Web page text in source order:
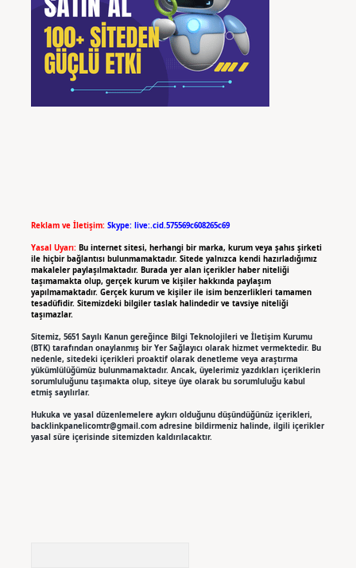
Reklam ve İletişim: Skype: live:.cid.575569c608265c69
Yasal Uyarı: Bu internet sitesi, herhangi bir marka, kurum veya şahıs şirketi
ile hiçbir bağlantısı bulunmamaktadır. Sitede yalnızca kendi hazırladığımız
makaleler paylaşılmaktadır. Burada yer alan içerikler haber niteliği
taşımamakta olup, gerçek kurum ve kişiler hakkında paylaşım
yapılmamaktadır. Gerçek kurum ve kişiler ile isim benzerlikleri tamamen
tesadüfidir. Sitemizdeki bilgiler taslak halindedir ve tavsiye niteliği
taşımazlar.
Sitemiz, 5651 Sayılı Kanun gereğince Bilgi Teknolojileri ve İletişim Kurumu
(BTK) tarafından onaylanmış bir Yer Sağlayıcı olarak hizmet vermektedir. Bu
nedenle, sitedeki içerikleri proaktif olarak denetleme veya araştırma
yükümlülüğümüz bulunmamaktadır. Ancak, üyelerimiz yazdıkları içeriklerin
sorumluluğunu taşımakta olup, siteye üye olarak bu sorumluluğu kabul
etmiş sayılırlar.
Hukuka ve yasal düzenlemelere aykırı olduğunu düşündüğünüz içerikleri,
backlinkpanelicomtr@gmail.comadresine bildirmeniz halinde, ilgili içerikler
yasal süre içerisinde sitemizden kaldırılacaktır.